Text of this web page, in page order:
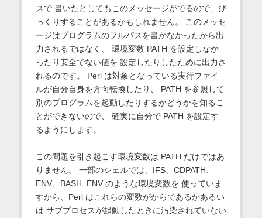
スで 書いたとしてもこのメッセージがでるので、び
っくりすることがあるかもしれません。 このメッセ
ージはプログラムのフルパスを書かなかったから出
力されるではなく、 環境変数 PATH を設定しなか
ったり安全でない値を 設定したりしたために出力さ
れるのです。 Perl は対象となっている実行ファイ
ルが自分自身を方向転換したり、 PATH を参照して
別のプログラムを起動したりするかどうかを知るこ
とができないので、 確実に自分で PATH を設定す
るようにします。
この問題を引き起こす環境変数は PATH だけではあ
りません。 一部のシェルでは、IFS、CDPATH、
ENV、BASH_ENV のような環境変数を 使っていま
すから、Perl はこれらの変数がからであるかあるい
は サブプロセスが起動したときに汚染されていない